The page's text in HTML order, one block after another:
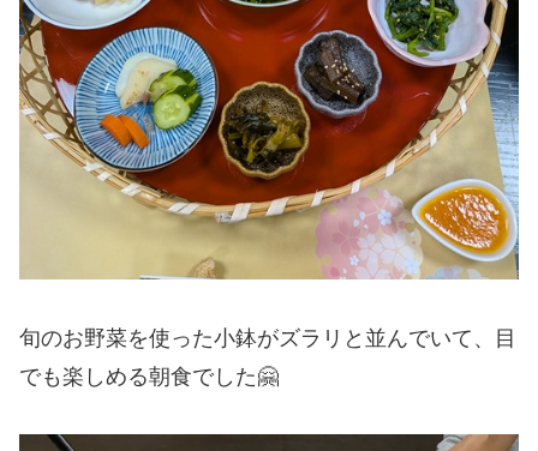
旬のお野菜を使った小鉢がズラリと並んでいて、目
でも楽しめる朝食でした🤗